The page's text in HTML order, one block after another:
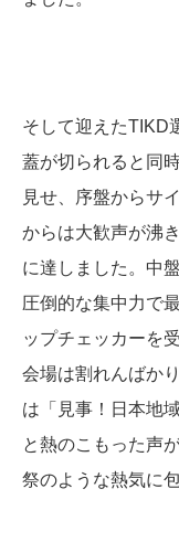
そして迎えたTIKD
蓋が切られると同
見せ、序盤からサ
からは大歓声が沸
に達しました。中
圧倒的な集中力で
ップチェッカーを
会場は割れんばか
は「見事！日本地
と熱のこもった声
祭のような熱気に